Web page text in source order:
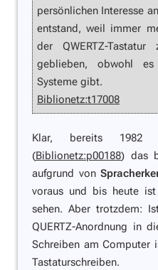
persönlichen Interesse
entstand, weil immer
der QWERTZ-
geblieben, obwohl es
Systeme gibt.
Biblionetz:t17008
Klar, bereits 1982
(Biblionetz:p00188) das
aufgrund von
voraus und bis heute
sehen. Aber trotzdem:
QUERTZ-Anordnung in
Schreiben am Computer
Tastaturschreiben.